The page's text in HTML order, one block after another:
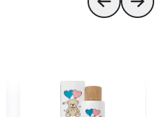
Skip toSkip